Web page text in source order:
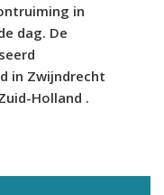
in
dag. De
in Zwijndrecht
Holland .